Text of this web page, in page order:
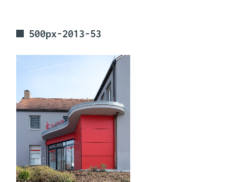
LEISTUNGEN
KARRIERE
500px-2013-53